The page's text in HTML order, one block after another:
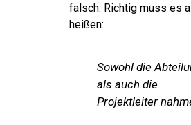
falsch. Richtig muss es
heißen:
Sowohl die
als auch die
Projektleiter